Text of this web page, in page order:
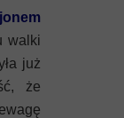
walki
już
że